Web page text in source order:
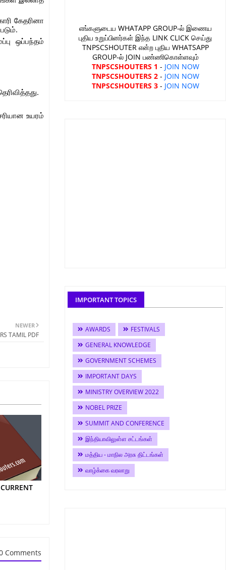
கேதரினா
ஒப்பந்தம்
உயரம்
NEWER
TAMIL PDF
Comments
எங்களுடைய WHATAPP GROUP-ல் இணைய
புதிய உறுப்பினர்கள் இந்த LINK CLICK செய்து
TNPSCSHOUTER என்ற புதிய WHATSAPP
GROUP-ல் JOIN பண்ணிகொள்ளவும்
TNPSCSHOUTERS 1 - JOIN NOW
TNPSCSHOUTERS 2- JOIN NOW
TNPSCSHOUTERS 3- JOIN NOW
IMPORTANT TOPICS
AWARDS
FESTIVALS
GENERAL KNOWLEDGE
GOVERNMENT SCHEMES
IMPORTANT DAYS
MINISTRY OVERVIEW 2022
NOBEL PRIZE
SUMMIT AND CONFERENCE
இந்தியாவிலுள்ள சட்டங்கள்
மத்திய - மாநில அரசு திட்டங்கள்
வாழ்க்கை வரலாறு